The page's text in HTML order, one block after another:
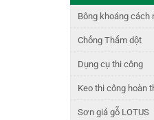
Bông khoáng cách
Chống Thấm dột
Dụng cụ thi công
Keo thi công hoàn
Sơn giả gỗ LOTUS